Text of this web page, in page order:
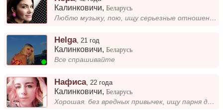
Калинковичи,Беларусь
Люблю музыку, пою, ищу серьезные отношения
Helga, 21 год
Калинковичи,Беларусь
Все спрашивайте
Нафиса, 22 года
Калинковичи,Беларусь
Хорошая. без вредных привычек, ищу парня для создания семьи